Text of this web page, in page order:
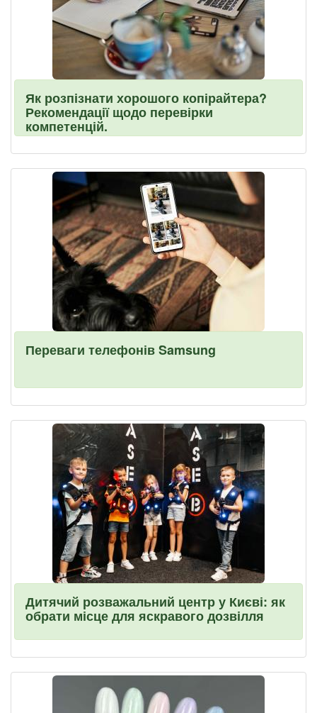
Як розпізнати хорошого копірайтера?
Рекомендації щодо перевірки
компетенцій.
Переваги телефонів Samsung
Дитячий розважальний центр у Києві: як
обрати місце для яскравого дозвілля